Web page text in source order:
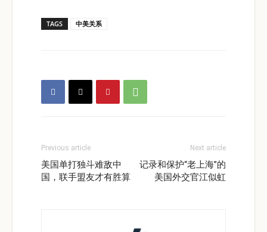
TAGS 中美关系
Previous article
美国单打独斗难敌中
国，联手盟友才有胜算
Next article
记录和保护“老上海”的
美国外交官江似虹